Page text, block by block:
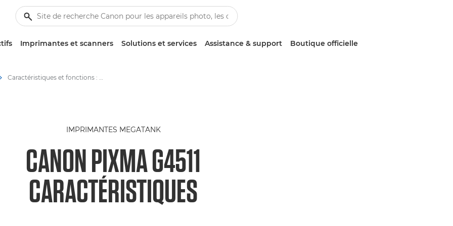
Imprimantes et scanners Solutions et services Assistance & support Boutique officielle
Caractéristiques et fonctions : PIXMA G4511
IMPRIMANTES MEGATANK
CANON PIXMA G4511
CARACTÉRISTIQUES